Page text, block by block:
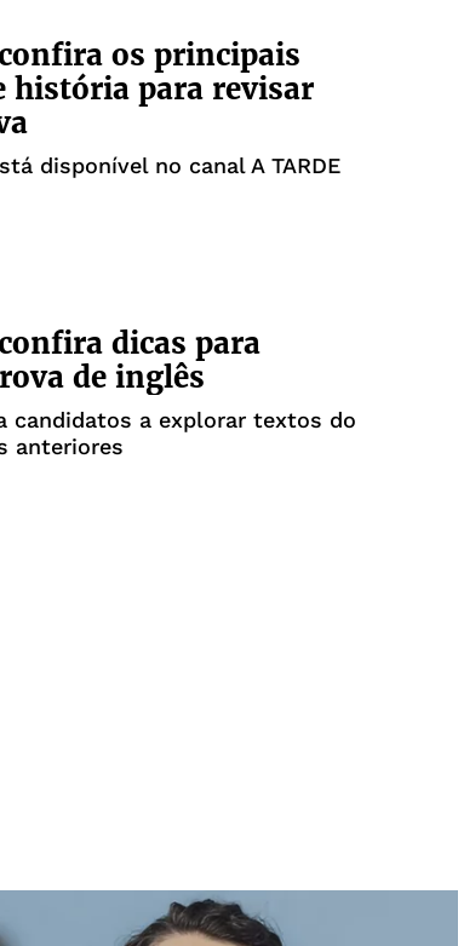
os principais
história para revisar
disponível no canal A TARDE
dicas para
de inglês
candidatos a explorar textos do
anteriores